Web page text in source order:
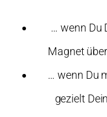
… wenn Du
Magnet
… wenn Du
gezielt